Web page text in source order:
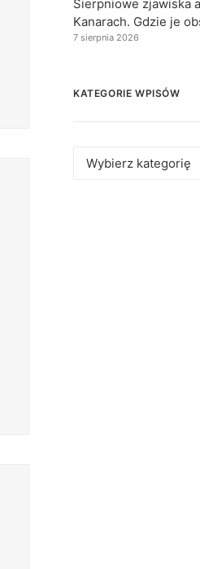
Sierpniowe zjawiska
Kanarach. Gdzie je
7 sierpnia 2026
KATEGORIE WPISÓW
Kategorie